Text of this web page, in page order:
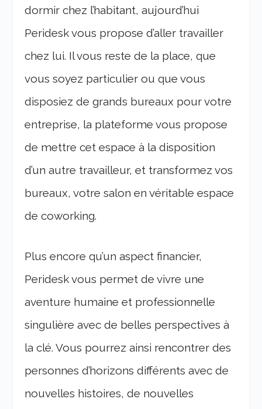
dormir chez l’habitant, aujourd’hui
Peridesk vous propose d’aller travailler
chez lui. Il vous reste de la place, que
vous soyez particulier ou que vous
disposiez de grands bureaux pour votre
entreprise, la plateforme vous propose
de mettre cet espace à la disposition
d’un autre travailleur, et transformez vos
bureaux, votre salon en véritable espace
de coworking.
Plus encore qu’un aspect financier,
Peridesk vous permet de vivre une
aventure humaine et professionnelle
singulière avec de belles perspectives à
la clé. Vous pourrez ainsi rencontrer des
personnes d’horizons différents avec de
nouvelles histoires, de nouvelles